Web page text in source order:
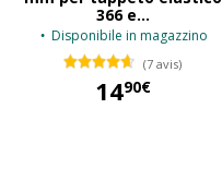
366 e...
Disponibile in magazzino
(7 avis)
1490€